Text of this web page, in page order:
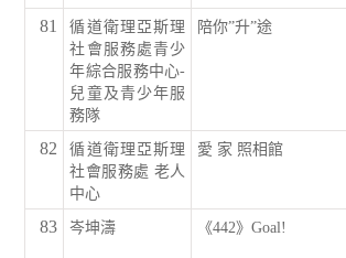
81
循道衛理亞斯理
社會服務處青少
年綜合服務中心-
兒童及青少年服
務隊
陪你”升”途
82
循道衛理亞斯理
社會服務處 老人
中心
愛 家 照相館
83 岑坤濤 《442》Goal!